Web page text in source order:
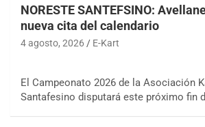
NORESTE SANTEFSINO:
nueva cita del calendario
4 agosto, 2026 E-Kart
El Campeonato 2026 de la Asociación
Santafesino disputará este próximo fin